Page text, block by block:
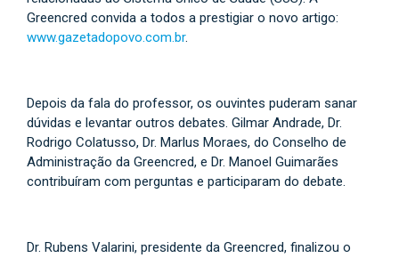
Greencred convida a todos a prestigiar o novo artigo:
www.gazetadopovo.com.br.
Depois da fala do professor, os ouvintes puderam sanar
dúvidas e levantar outros debates. Gilmar Andrade, Dr.
Rodrigo Colatusso, Dr. Marlus Moraes, do Conselho de
Administração da Greencred, e Dr. Manoel Guimarães
contribuíram com perguntas e participaram do debate.
Dr. Rubens Valarini, presidente da Greencred, finalizou o